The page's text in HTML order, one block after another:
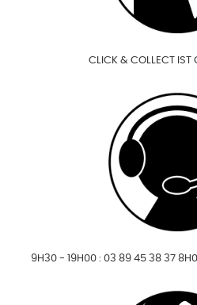
CLICK & COLLECT IST
9H30 - 19H00 : 03 89 45 38 37